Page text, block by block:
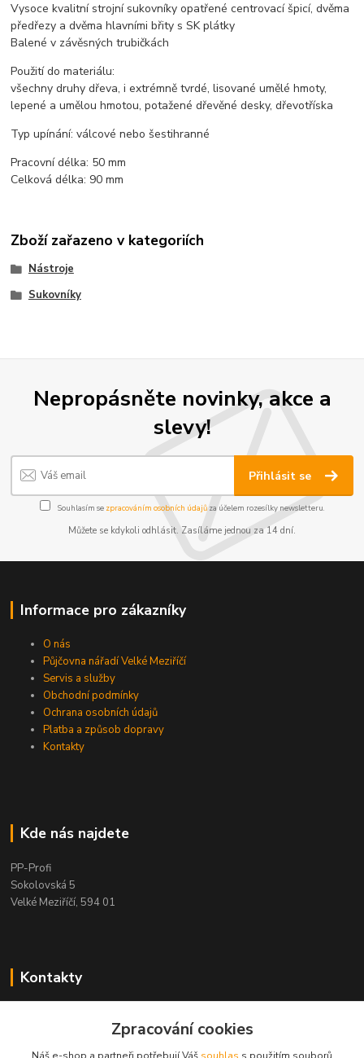
Vysoce kvalitní strojní sukovníky opatřené centrovací špicí, dvěma
předřezy a dvěma hlavními břity s SK plátky
Balené v závěsných trubičkách
Použití do materiálu:
všechny druhy dřeva, i extrémně tvrdé, lisované umělé hmoty,
lepené a umělou hmotou, potažené dřevěné desky, dřevotříska
Typ upínání: válcové nebo šestihranné
Pracovní délka: 50 mm
Celková délka: 90 mm
Zboží zařazeno v kategoriích
Nástroje
Sukovníky
Nepropásněte novinky, akce a
slevy!
Přihlásit se
Souhlasím se zpracováním osobních údajůza účelem rozesílky newsletteru.
Můžete se kdykoli odhlásit. Zasíláme jednou za 14 dní.
Informace pro zákazníky
O nás
Půjčovna nářadí Velké Meziříčí
Servis a služby
Obchodní podmínky
Ochrana osobních údajů
Platba a způsob dopravy
Kontakty
Kde nás najdete
PP-Profi
Sokolovská 5
Velké Meziříčí, 594 01
Kontakty
+420 566 524 868Zpracování cookies